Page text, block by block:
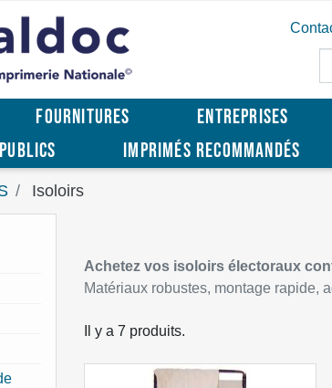
FOURNITURES ENTREPRISES
IMPRIMÉS RECOMMANDÉS
Isoloirs
Achetez vos isoloirs électoraux
Matériaux robustes, montage rapide,
Il y a 7 produits.